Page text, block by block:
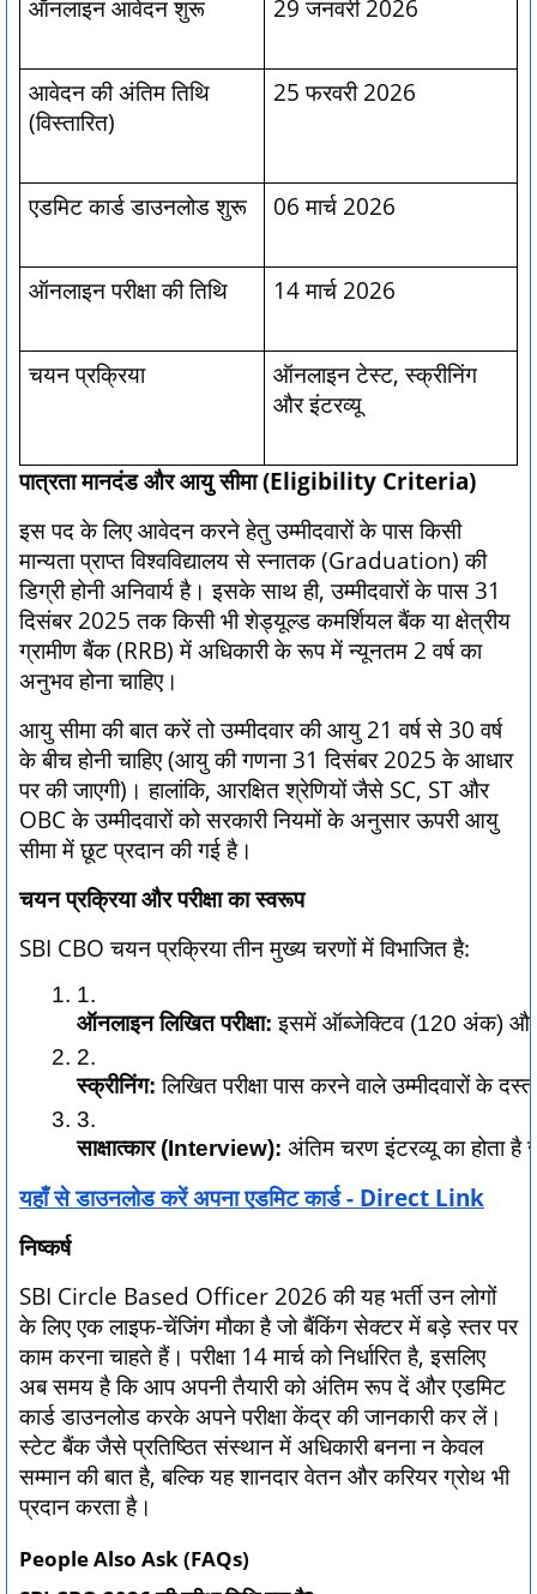
ऑनलाइन आवेदन शुरू 29 जनवरी 2026
आवेदन की अंतिम तिथि
(विस्तारित)
25 फरवरी 2026
एडमिट कार्ड डाउनलोड शुरू 06 मार्च 2026
ऑनलाइन परीक्षा की तिथि 14 मार्च 2026
चयन प्रक्रिया
ऑनलाइन टेस्ट, स्क्रीनिंग
और इंटरव्यू
पात्रता मानदंड और आयु सीमा (Eligibility Criteria)
इस पद के लिए आवेदन करने हेतु उम्मीदवारों के पास किसी
मान्यता प्राप्त विश्वविद्यालय से स्नातक (Graduation) की
डिग्री होनी अनिवार्य है। इसके साथ ही, उम्मीदवारों के पास 31
दिसंबर 2025 तक किसी भी शेड्यूल्ड कमर्शियल बैंक या क्षेत्रीय
ग्रामीण बैंक (RRB) में अधिकारी के रूप में न्यूनतम 2 वर्ष का
अनुभव होना चाहिए।
आयु सीमा की बात करें तो उम्मीदवार की आयु 21 वर्ष से 30 वर्ष
के बीच होनी चाहिए (आयु की गणना 31 दिसंबर 2025 के आधार
पर की जाएगी)। हालांकि, आरक्षित श्रेणियों जैसे SC, ST और
OBC के उम्मीदवारों को सरकारी नियमों के अनुसार ऊपरी आयु
सीमा में छूट प्रदान की गई है।
चयन प्रक्रिया और परीक्षा का स्वरूप
SBI CBO चयन प्रक्रिया तीन मुख्य चरणों में विभाजित है:
ऑनलाइन लिखित परीक्षा: इसमें ऑब्जेक्टिव (120 अंक) और
स्क्रीनिंग: लिखित परीक्षा पास करने वाले उम्मीदवारों के
साक्षात्कार (Interview): अंतिम चरण इंटरव्यू का होता है
यहाँ से डाउनलोड करें अपना एडमिट कार्ड - Direct Link
निष्कर्ष
SBI Circle Based Officer 2026 की यह भर्ती उन लोगों
के लिए एक लाइफ-चेंजिंग मौका है जो बैंकिंग सेक्टर में बड़े स्तर पर
काम करना चाहते हैं। परीक्षा 14 मार्च को निर्धारित है, इसलिए
अब समय है कि आप अपनी तैयारी को अंतिम रूप दें और एडमिट
कार्ड डाउनलोड करके अपने परीक्षा केंद्र की जानकारी कर लें।
स्टेट बैंक जैसे प्रतिष्ठित संस्थान में अधिकारी बनना न केवल
सम्मान की बात है, बल्कि यह शानदार वेतन और करियर ग्रोथ भी
प्रदान करता है।
People Also Ask (FAQs)